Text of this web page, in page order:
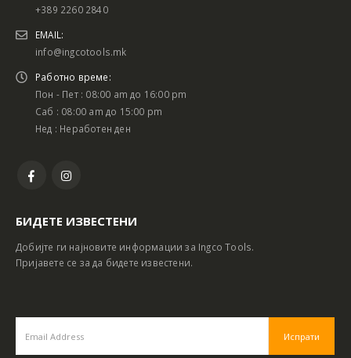
+389 2260 2840
EMAIL:
info@ingcotools.mk
Работно време:
Пон - Пет : 08:00 am до 16:00 pm
Саб : 08:00 am до 15:00 pm
Нед : Неработен ден
БИДЕТЕ ИЗВЕСТЕНИ
Добијте ги најновите информации за Ingco Tools.
Пријавете се за да бидете известени.